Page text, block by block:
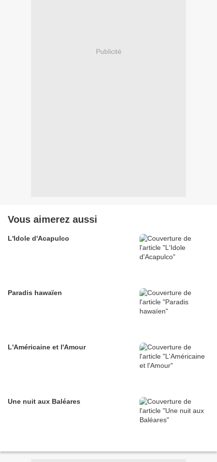
Publicité
Vous aimerez aussi
L'Idole d'Acapulco
Paradis hawaïen
L'Américaine et l'Amour
Une nuit aux Baléares